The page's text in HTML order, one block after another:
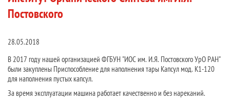
Постовского
28.05.2018
В 2017 году нашей организацией ФГБУН "ИОС им. И.Я. Постовского УрО РАН"
были закуплены Приспособление для наполнения тары Капсул мод. К1-120
для наполнения пустых капсул.
За время эксплуатации машина работает качественно и без нареканий.